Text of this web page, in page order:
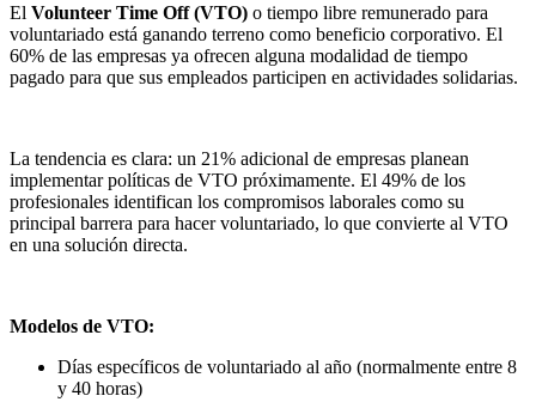
El Volunteer Time Off (VTO) o tiempo libre remunerado para
voluntariado está ganando terreno como beneficio corporativo. El
60% de las empresas ya ofrecen alguna modalidad de tiempo
pagado para que sus empleados participen en actividades solidarias.
La tendencia es clara: un 21% adicional de empresas planean
implementar políticas de VTO próximamente. El 49% de los
profesionales identifican los compromisos laborales como su
principal barrera para hacer voluntariado, lo que convierte al VTO
en una solución directa.
Modelos de VTO:
Días específicos de voluntariado al año (normalmente entre 8
y 40 horas)